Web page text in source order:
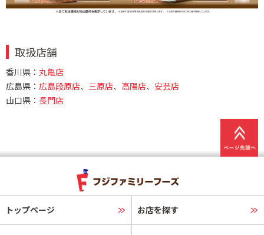
取扱店舗
香川県： 丸亀店
広島県： 広島段原店、 三原店、 高陽店、 安芸店
山口県： 長門店
トップページ お店を探す